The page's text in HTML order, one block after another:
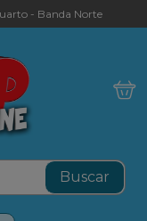
- Banda Norte